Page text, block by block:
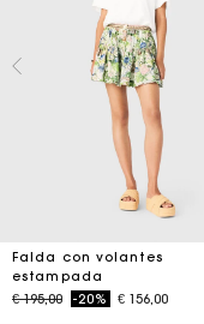
Falda con volantes
estampada
Price reduced from
€ 195,00to-20% € 156,00